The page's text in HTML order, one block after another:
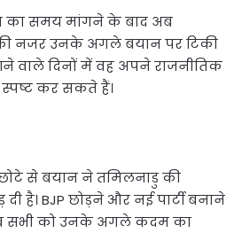
का समय मांगने के बाद अब
की नजर उनके अगले बयान पर टिकी
वाले दिनों में वह अपने राजनीतिक
कर सकते हैं।
से बयान ने तमिलनाडु की
दी है। BJP छोड़ने और नई पार्टी बनाने
सभी को उनके अगले कदम का